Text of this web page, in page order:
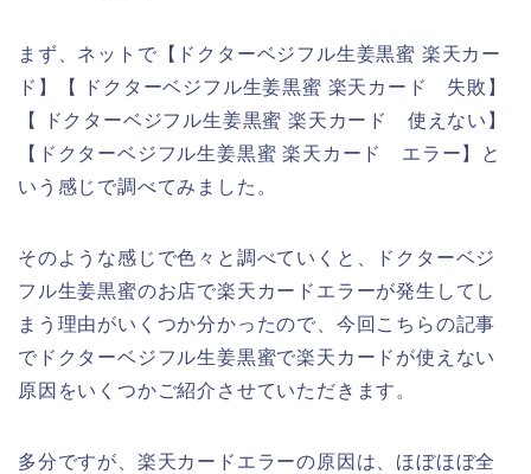
まず、ネットで【ドクターベジフル生姜黒蜜 楽天カー
ド】【 ドクターベジフル生姜黒蜜 楽天カード 失敗】
【 ドクターベジフル生姜黒蜜 楽天カード 使えない】
【ドクターベジフル生姜黒蜜 楽天カード エラー】と
いう感じで調べてみました。
そのような感じで色々と調べていくと、ドクターベジ
フル生姜黒蜜のお店で楽天カードエラーが発生してし
まう理由がいくつか分かったので、今回こちらの記事
でドクターベジフル生姜黒蜜で楽天カードが使えない
原因をいくつかご紹介させていただきます。
多分ですが、楽天カードエラーの原因は、ほぼほぼ全